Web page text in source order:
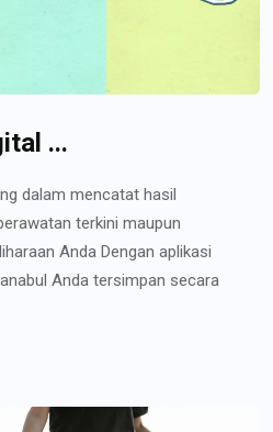
...
dalam mencatat hasil
terkini maupun
Anda Dengan aplikasi
Anda tersimpan secara